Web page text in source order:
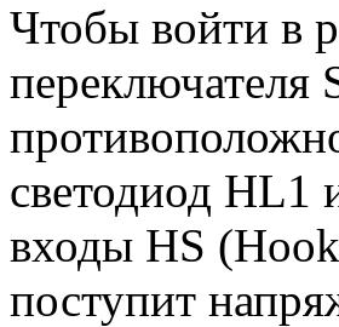
Чтобы войти в
переключателя
светодиод HL1
входы HS
поступит